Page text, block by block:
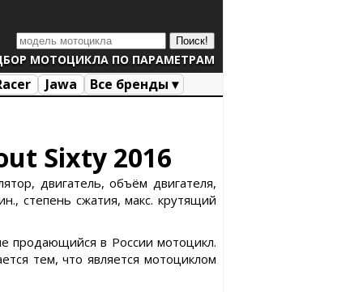
МОТОЦИКЛА ПО ПАРАМЕТРАМ
Jawa
Все бренды ▾
Sixty 2016
двигатель, объём двигателя,
степень сжатия, макс. крутящий
продающийся в России мотоцикл.
тем, что является мотоциклом